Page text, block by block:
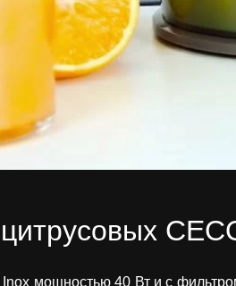
мощностью 40 Вт и с